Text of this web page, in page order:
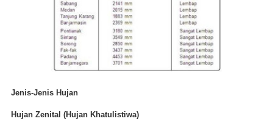
Jenis-Jenis Hujan
Hujan Zenital (Hujan Khatulistiwa)